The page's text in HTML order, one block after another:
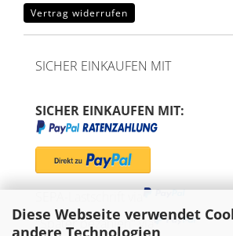
Diese Webseite verwendet
andere Technologien
Vertrag widerrufen
SICHER EINKAUFEN MIT
SICHER EINKAUFEN MIT:
"Später bezahlen" via